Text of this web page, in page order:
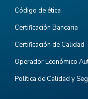
Código de ética
Certificación Bancaria
Certificación de Calidad
Operador Económico
Política de Calidad y